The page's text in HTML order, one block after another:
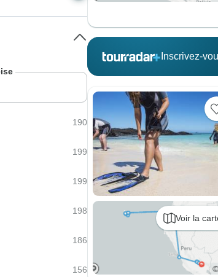
Inscrivez-
Voir la
190
199
199
198
186
156